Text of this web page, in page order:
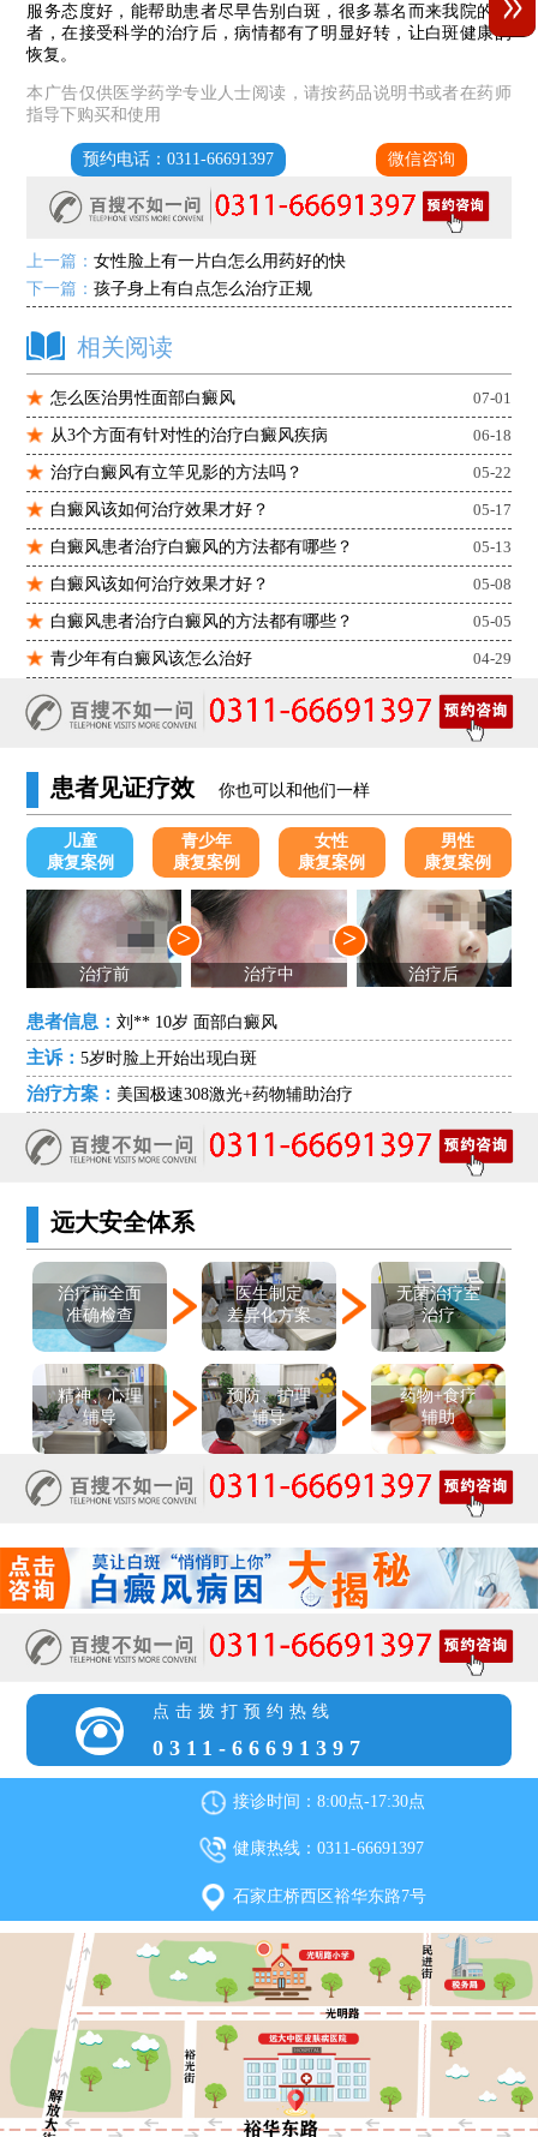
服务态度好，能帮助患者尽早告别白斑，很多慕名而来我院的患
者，在接受科学的治疗后，病情都有了明显好转，让白斑健康的
恢复。
本广告仅供医学药学专业人士阅读，请按药品说明书或者在药师
指导下购买和使用
预约电话：0311-66691397 微信咨询
上一篇：女性脸上有一片白怎么用药好的快
下一篇：孩子身上有白点怎么治疗正规
相关阅读
怎么医治男性面部白癜风 07-01
从3个方面有针对性的治疗白癜风疾病 06-18
治疗白癜风有立竿见影的方法吗？ 05-22
白癜风该如何治疗效果才好？ 05-17
白癜风患者治疗白癜风的方法都有哪些？ 05-13
白癜风该如何治疗效果才好？ 05-08
白癜风患者治疗白癜风的方法都有哪些？ 05-05
青少年有白癜风该怎么治好 04-29
患者见证疗效 你也可以和他们一样
儿童
康复案例
青少年
康复案例
女性
康复案例
男性
康复案例
治疗前
>
治疗中
>
治疗后
患者信息：刘** 10岁 面部白癜风
主诉：5岁时脸上开始出现白斑
治疗方案： 美国极速308激光+药物辅助治疗
远大安全体系
治疗前全面
准确检查
医生制定
差异化方案
无菌治疗室
治疗
精神、心理
辅导
预防、护理
辅导
药物+食疗
辅助
点击拨打预约热线
0311-66691397
接诊时间：8:00点-17:30点
健康热线：0311-66691397
石家庄桥西区裕华东路7号